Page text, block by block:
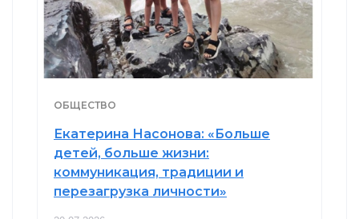
ОБЩЕСТВО
Екатерина Насонова: «Больше
детей, больше жизни:
коммуникация, традиции и
перезагрузка личности»